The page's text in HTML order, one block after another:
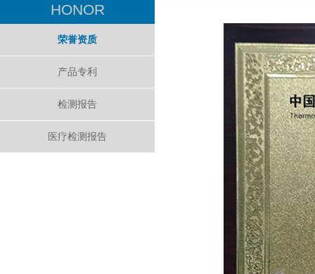
HONOR
荣誉资质
产品专利
检测报告
医疗检测报告